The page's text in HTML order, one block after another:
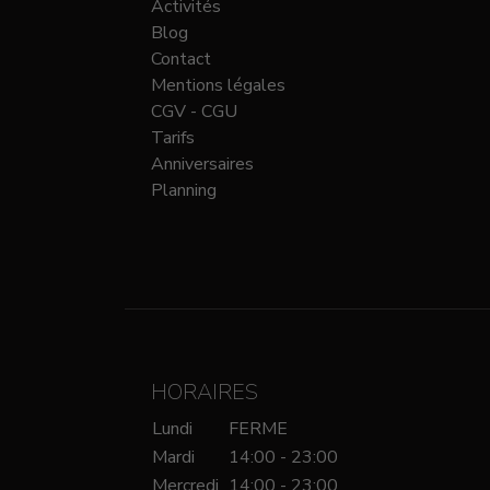
Activités
Blog
Contact
Mentions légales
CGV - CGU
Tarifs
Anniversaires
Planning
HORAIRES
Lundi
FERME
Mardi
14:00 - 23:00